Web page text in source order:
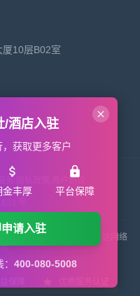
10层B02室
用户协议
版权所有 山西来这网络
/酒店入驻
获取更多客户
金丰厚 平台保障
请入驻
400-080-5008